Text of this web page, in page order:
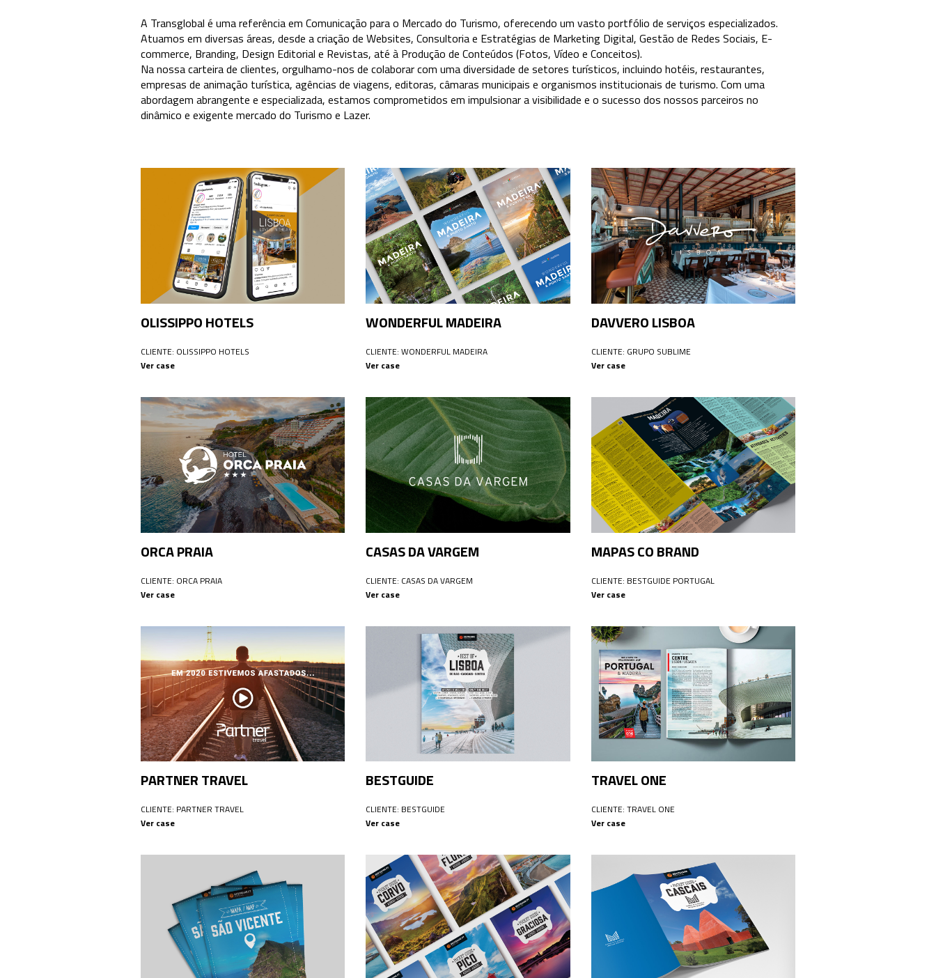
A Transglobal é uma referência em Comunicação para o Mercado do Turismo, oferecendo um vasto portfólio de serviços especializados.
Atuamos em diversas áreas, desde a criação de Websites, Consultoria e Estratégias de Marketing Digital, Gestão de Redes Sociais, E-
commerce, Branding, Design Editorial e Revistas, até à Produção de Conteúdos (Fotos, Vídeo e Conceitos).
Na nossa carteira de clientes, orgulhamo-nos de colaborar com uma diversidade de setores turísticos, incluindo hotéis, restaurantes,
empresas de animação turística, agências de viagens, editoras, câmaras municipais e organismos institucionais de turismo. Com uma
abordagem abrangente e especializada, estamos comprometidos em impulsionar a visibilidade e o sucesso dos nossos parceiros no
dinâmico e exigente mercado do Turismo e Lazer.
OLISSIPPO HOTELS
CLIENTE: OLISSIPPO HOTELS
Ver case
WONDERFUL MADEIRA
CLIENTE: WONDERFUL MADEIRA
Ver case
DAVVERO LISBOA
CLIENTE: GRUPO SUBLIME
Ver case
ORCA PRAIA
CLIENTE: ORCA PRAIA
Ver case
CASAS DA VARGEM
CLIENTE: CASAS DA VARGEM
Ver case
MAPAS CO BRAND
CLIENTE: BESTGUIDE PORTUGAL
Ver case
PARTNER TRAVEL
CLIENTE: PARTNER TRAVEL
Ver case
BESTGUIDE
CLIENTE: BESTGUIDE
Ver case
TRAVEL ONE
CLIENTE: TRAVEL ONE
Ver case